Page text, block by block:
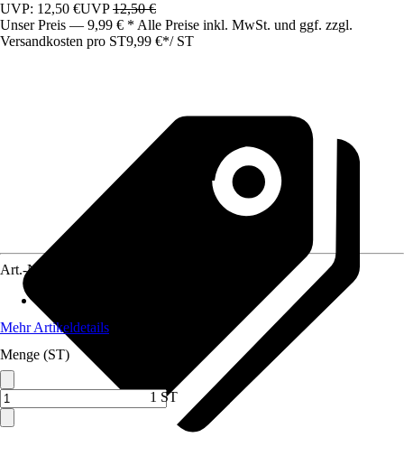
UVP: 12,50 €UVP12,50 €
Unser Preis — 9,99 € * Alle Preise inkl. MwSt. und ggf. zzgl.
Versandkosten pro ST9,99 €*/ ST
Art.-Nr.
Mehr Artikeldetails
Menge (ST)
1 ST